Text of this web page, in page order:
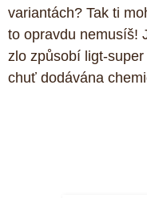
variantách? Tak ti
to opravdu nemusíš!
zlo způsobí ligt-
chuť dodávána